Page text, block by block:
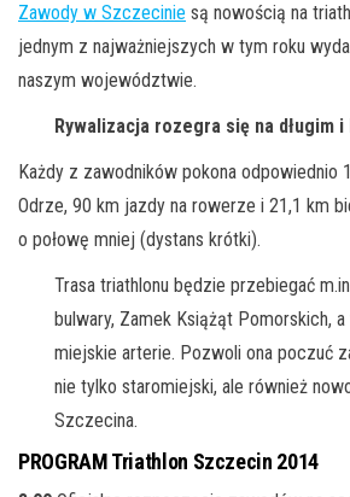
Zawody w Szczecinie są nowością na
jednym z najważniejszych w tym roku
naszym województwie.
Rywalizacja rozegra się na długim
Każdy z zawodników pokona odpowiednio
Odrze, 90 km jazdy na rowerze i 21,1 km
o połowę mniej (dystans krótki).
Trasa triathlonu będzie przebiegać
bulwary, Zamek Książąt Pomorskich,
miejskie arterie. Pozwoli ona poczuć
nie tylko staromiejski, ale również
Szczecina.
PROGRAM Triathlon Szczecin 2014